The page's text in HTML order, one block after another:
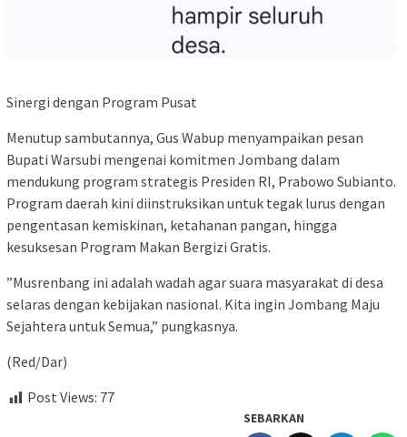
Sinergi dengan Program Pusat
​Menutup sambutannya, Gus Wabup menyampaikan pesan
Bupati Warsubi mengenai komitmen Jombang dalam
mendukung program strategis Presiden RI, Prabowo Subianto.
Program daerah kini diinstruksikan untuk tegak lurus dengan
pengentasan kemiskinan, ketahanan pangan, hingga
kesuksesan Program Makan Bergizi Gratis.
​”Musrenbang ini adalah wadah agar suara masyarakat di desa
selaras dengan kebijakan nasional. Kita ingin Jombang Maju
Sejahtera untuk Semua,” pungkasnya.
(Red/Dar)
Post Views: 77
SEBARKAN